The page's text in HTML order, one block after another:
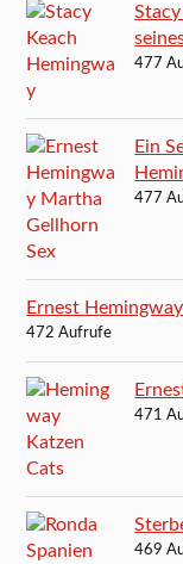
477
Ein
477
Ernest
472 Aufrufe
471
469